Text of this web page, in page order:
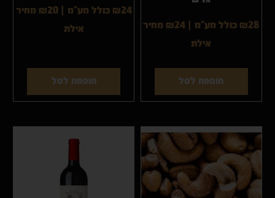
₪28 כולל מע"מ ₪24 מחיר
אילת
הוספה לסל
₪24 כולל מע"מ |
₪20 מחיר
אילת
הוספה לסל